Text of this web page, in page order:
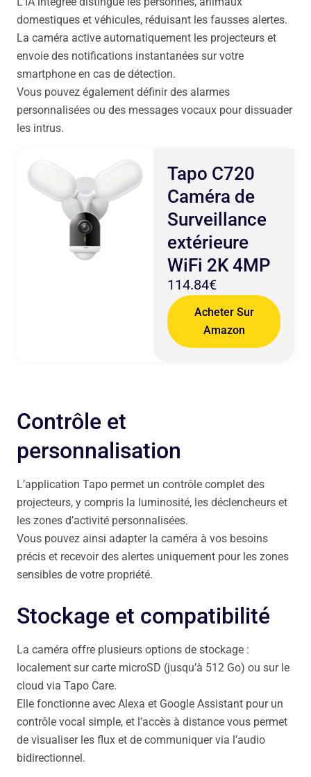
domestiques et véhicules, réduisant les fausses alertes.
La caméra active automatiquement les projecteurs et
envoie des notifications instantanées sur votre
smartphone en cas de détection.
Vous pouvez également définir des alarmes
personnalisées ou des messages vocaux pour dissuader
les intrus.
Tapo C720
Caméra de
Surveillance
extérieure
WiFi 2K 4MP
114.84€
Acheter Sur
Amazon
Contrôle et
personnalisation
L’application Tapo permet un contrôle complet des
projecteurs, y compris la luminosité, les déclencheurs et
les zones d’activité personnalisées.
Vous pouvez ainsi adapter la caméra à vos besoins
précis et recevoir des alertes uniquement pour les zones
sensibles de votre propriété.
Stockage et compatibilité
La caméra offre plusieurs options de stockage :
localement sur carte microSD (jusqu’à 512 Go) ou sur le
cloud via Tapo Care.
Elle fonctionne avec Alexa et Google Assistant pour un
contrôle vocal simple, et l’accès à distance vous permet
de visualiser les flux et de communiquer via l’audio
bidirectionnel.